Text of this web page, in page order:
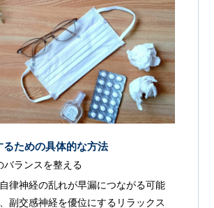
るための具体的な方法
バランスを整える
律神経の乱れが早漏につながる可能
副交感神経を優位にするリラックス